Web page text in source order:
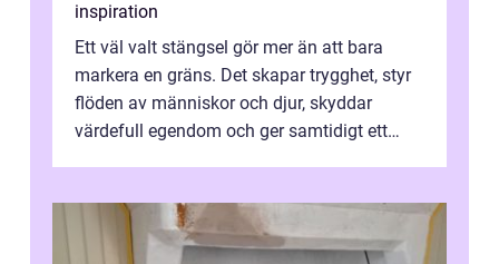
inspiration
Ett väl valt stängsel gör mer än att bara
markera en gräns. Det skapar trygghet, styr
flöden av människor och djur, skyddar
värdefull egendom och ger samtidigt ett